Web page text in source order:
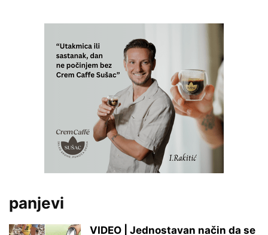
panjevi
VIDEO | Jednostavan način da se